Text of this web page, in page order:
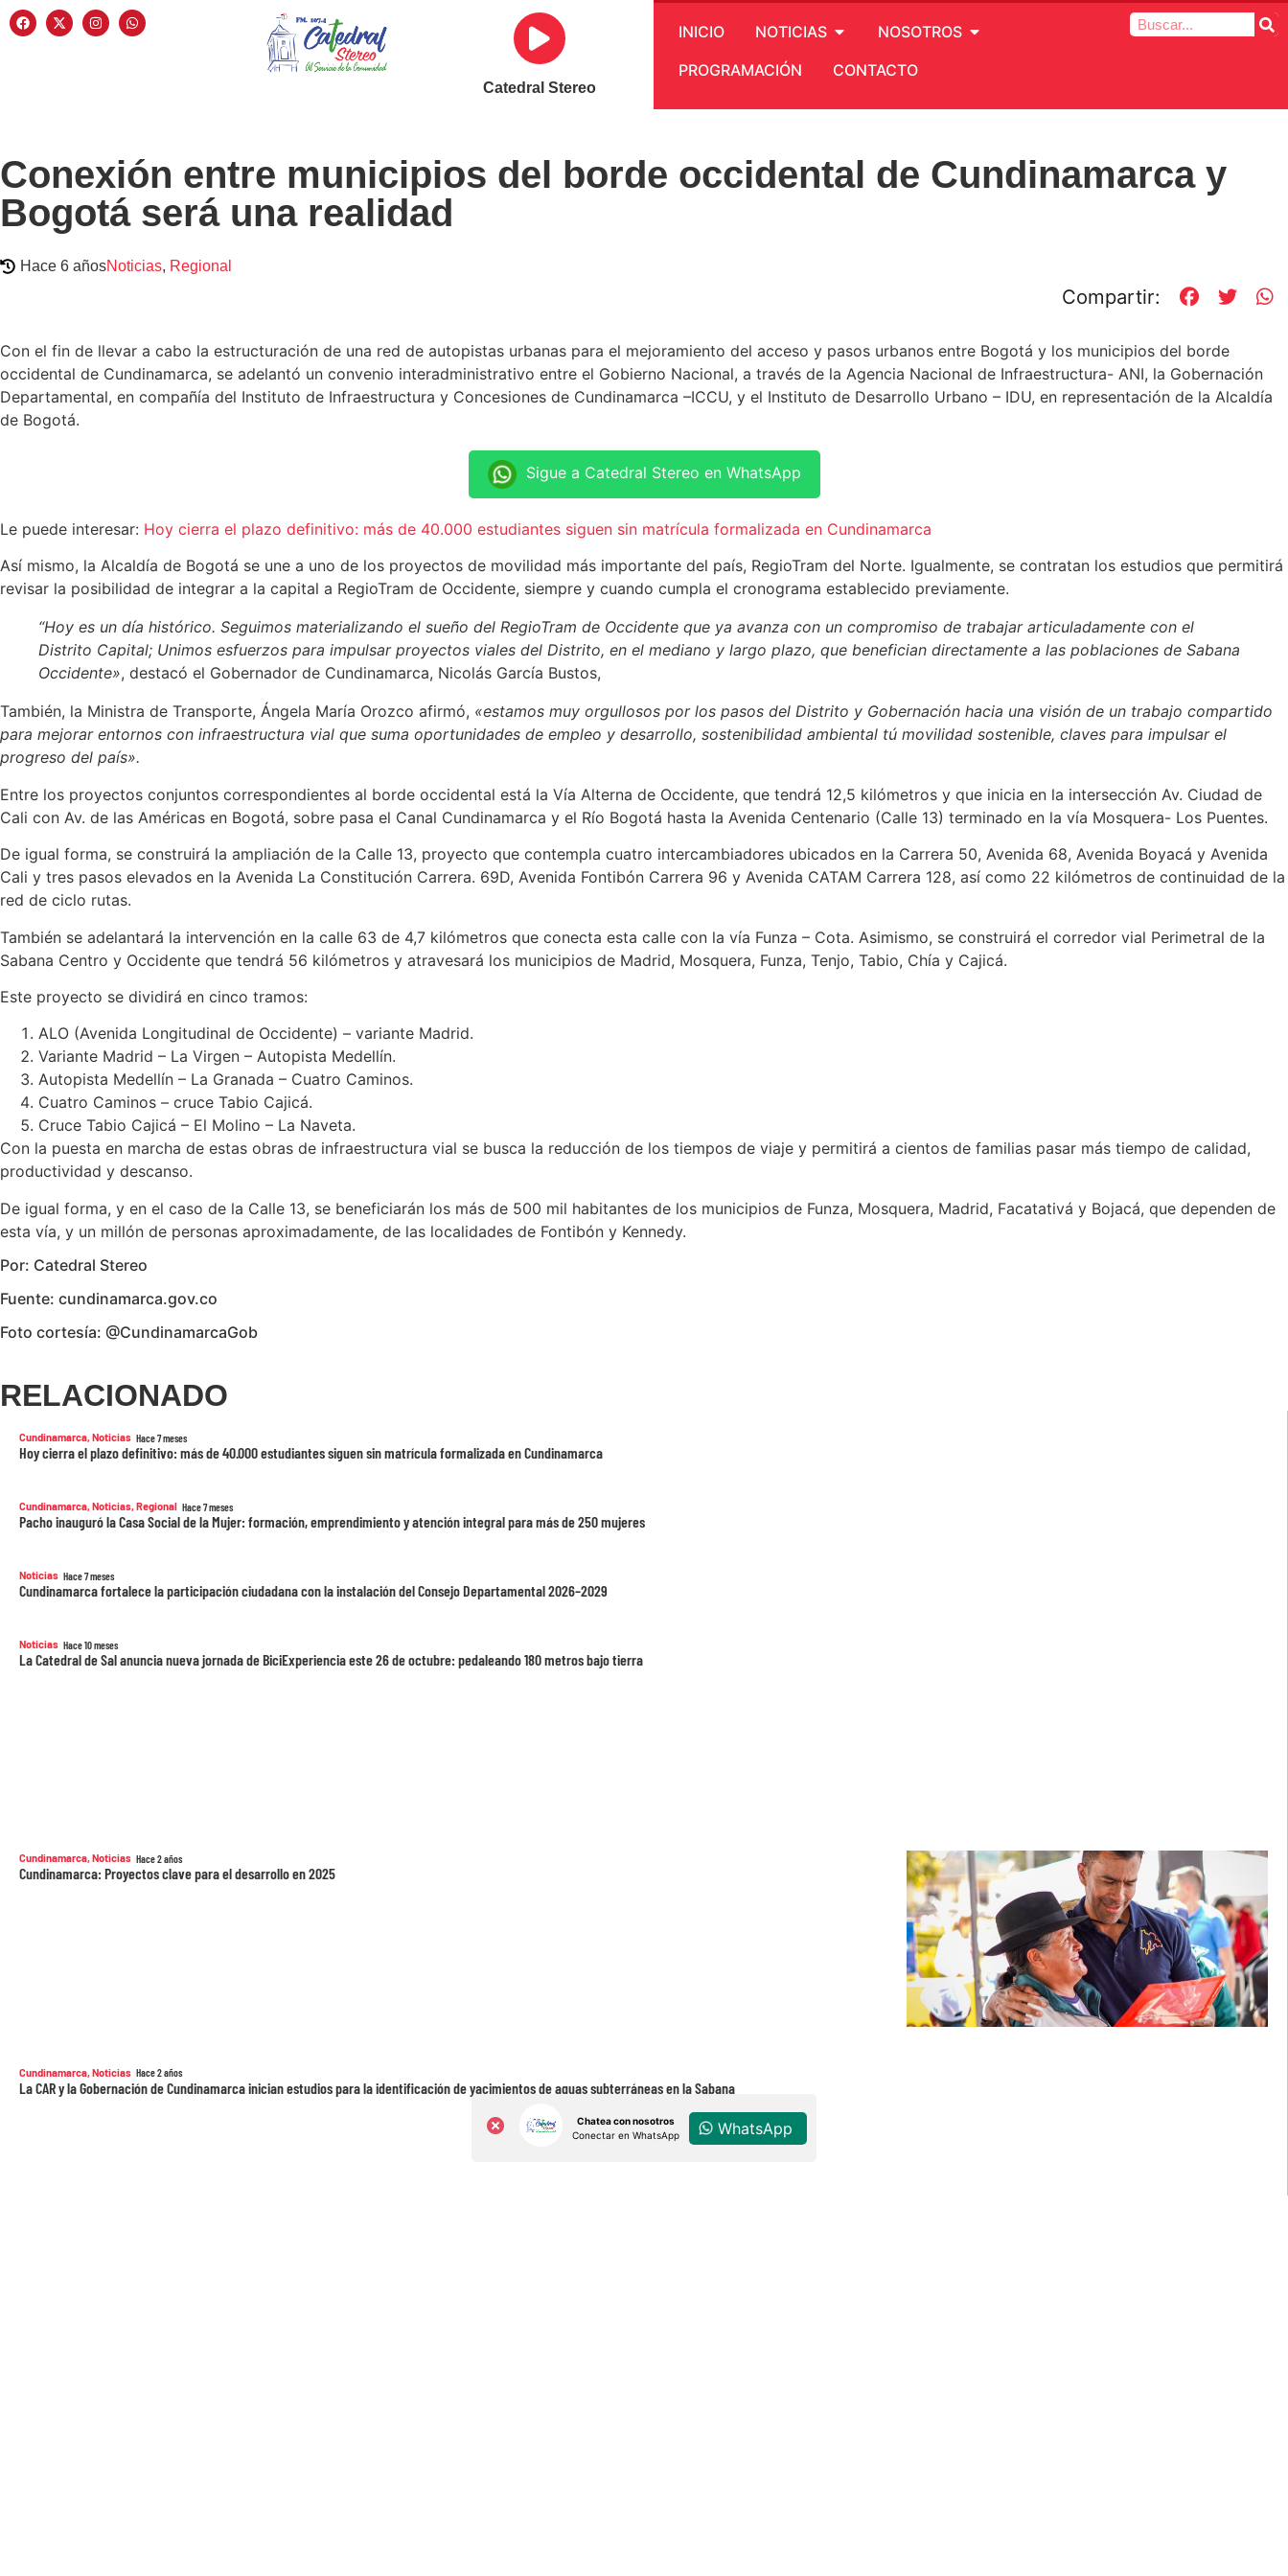
Catedral Stereo
INICIO NOTICIAS
NOSOTROS
PROGRAMACIÓN
CONTACTO
Conexión entre municipios del borde occidental de Cundinamarca y
Bogotá será una realidad
Hace 6 añosNoticias, Regional
Compartir:
Con el fin de llevar a cabo la estructuración de una red de autopistas urbanas para el mejoramiento del acceso y pasos urbanos entre Bogotá y los municipios del borde
occidental de Cundinamarca, se adelantó un convenio interadministrativo entre el Gobierno Nacional, a través de la Agencia Nacional de Infraestructura- ANI, la Gobernación
Departamental, en compañía del Instituto de Infraestructura y Concesiones de Cundinamarca –ICCU, y el Instituto de Desarrollo Urbano – IDU, en representación de la Alcaldía
de Bogotá.
Sigue a Catedral Stereo en WhatsApp
Le puede interesar: Hoy cierra el plazo definitivo: más de 40.000 estudiantes siguen sin matrícula formalizada en Cundinamarca
Así mismo, la Alcaldía de Bogotá se une a uno de los proyectos de movilidad más importante del país, RegioTram del Norte. Igualmente, se contratan los estudios que permitirá
revisar la posibilidad de integrar a la capital a RegioTram de Occidente, siempre y cuando cumpla el cronograma establecido previamente.
“Hoy es un día histórico. Seguimos materializando el sueño del RegioTram de Occidente que ya avanza con un compromiso de trabajar articuladamente con el
Distrito Capital; Unimos esfuerzos para impulsar proyectos viales del Distrito, en el mediano y largo plazo, que benefician directamente a las poblaciones de Sabana
Occidente», destacó el Gobernador de Cundinamarca, Nicolás García Bustos,
También, la Ministra de Transporte, Ángela María Orozco afirmó, «estamos muy orgullosos por los pasos del Distrito y Gobernación hacia una visión de un trabajo compartido
para mejorar entornos con infraestructura vial que suma oportunidades de empleo y desarrollo, sostenibilidad ambiental tú movilidad sostenible, claves para impulsar el
progreso del país».
Entre los proyectos conjuntos correspondientes al borde occidental está la Vía Alterna de Occidente, que tendrá 12,5 kilómetros y que inicia en la intersección Av. Ciudad de
Cali con Av. de las Américas en Bogotá, sobre pasa el Canal Cundinamarca y el Río Bogotá hasta la Avenida Centenario (Calle 13) terminado en la vía Mosquera- Los Puentes.
De igual forma, se construirá la ampliación de la Calle 13, proyecto que contempla cuatro intercambiadores ubicados en la Carrera 50, Avenida 68, Avenida Boyacá y Avenida
Cali y tres pasos elevados en la Avenida La Constitución Carrera. 69D, Avenida Fontibón Carrera 96 y Avenida CATAM Carrera 128, así como 22 kilómetros de continuidad de la
red de ciclo rutas.
También se adelantará la intervención en la calle 63 de 4,7 kilómetros que conecta esta calle con la vía Funza – Cota. Asimismo, se construirá el corredor vial Perimetral de la
Sabana Centro y Occidente que tendrá 56 kilómetros y atravesará los municipios de Madrid, Mosquera, Funza, Tenjo, Tabio, Chía y Cajicá.
Este proyecto se dividirá en cinco tramos:
ALO (Avenida Longitudinal de Occidente) – variante Madrid.
Variante Madrid – La Virgen – Autopista Medellín.
Autopista Medellín – La Granada – Cuatro Caminos.
Cuatro Caminos – cruce Tabio Cajicá.
Cruce Tabio Cajicá – El Molino – La Naveta.
Con la puesta en marcha de estas obras de infraestructura vial se busca la reducción de los tiempos de viaje y permitirá a cientos de familias pasar más tiempo de calidad,
productividad y descanso.
De igual forma, y en el caso de la Calle 13, se beneficiarán los más de 500 mil habitantes de los municipios de Funza, Mosquera, Madrid, Facatativá y Bojacá, que dependen de
esta vía, y un millón de personas aproximadamente, de las localidades de Fontibón y Kennedy.
Por: Catedral Stereo
Fuente: cundinamarca.gov.co
Foto cortesía: @CundinamarcaGob
RELACIONADO
Cundinamarca,Noticias Hace 7 meses
Hoy cierra el plazo definitivo: más de 40.000 estudiantes siguen sin matrícula formalizada en Cundinamarca
Cundinamarca,Noticias,Regional Hace 7 meses
Pacho inauguró la Casa Social de la Mujer: formación, emprendimiento y atención integral para más de 250 mujeres
Noticias Hace 7 meses
Cundinamarca fortalece la participación ciudadana con la instalación del Consejo Departamental 2026–2029
Noticias Hace 10 meses
La Catedral de Sal anuncia nueva jornada de BiciExperiencia este 26 de octubre: pedaleando 180 metros bajo tierra
Cundinamarca,Noticias Hace 2 años
Cundinamarca: Proyectos clave para el desarrollo en 2025
Cundinamarca,Noticias Hace 2 años
La CAR y la Gobernación de Cundinamarca inician estudios para la identificación de yacimientos de aguas subterráneas en la Sabana
Chatea con nosotros
Conectar en WhatsApp
WhatsApp